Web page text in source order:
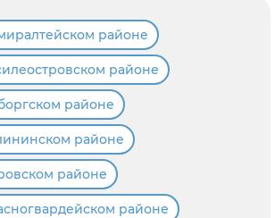
районе
районе
районе
районе
районе
районе